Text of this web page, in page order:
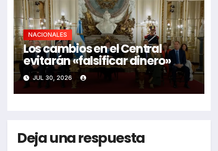
NACIONALES
Los cambios en el Central
evitarán «falsificar dinero»
JUL 30, 2026
Deja una respuesta